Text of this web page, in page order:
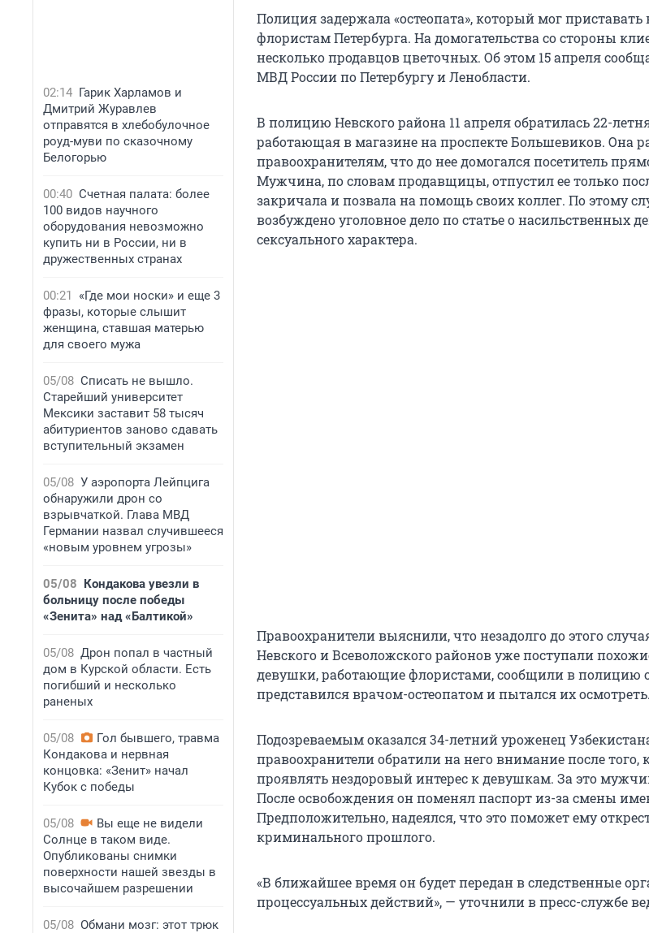
02:14 Гарик Харламов и
Дмитрий Журавлев
отправятся в хлебобулочное
роуд-муви по сказочному
Белогорью
00:40 Счетная палата: более
100 видов научного
оборудования невозможно
купить ни в России, ни в
дружественных странах
00:21
«Где мои носки» и еще 3
фразы, которые слышит
женщина, ставшая матерью
для своего мужа
05/08 Списать не вышло.
Старейший университет
Мексики заставит 58 тысяч
абитуриентов заново сдавать
вступительный экзамен
05/08 У аэропорта Лейпцига
обнаружили дрон со
взрывчаткой. Глава МВД
Германии назвал случившееся
«новым уровнем угрозы»
05/08 Кондакова увезли в
больницу после победы
«Зенита» над «Балтикой»
05/08 Дрон попал в частный
дом в Курской области. Есть
погибший и несколько
раненых
05/08
Гол бывшего, травма
Кондакова и нервная
концовка: «Зенит» начал
Кубок с победы
05/08
Вы еще не видели
Солнце в таком виде.
Опубликованы снимки
поверхности нашей звезды в
высочайшем разрешении
05/08 Обмани мозг: этот трюк
Полиция задержала «остеопата», который мог
флористам Петербурга. На домогательства со стороны
несколько продавцов цветочных. Об этом 15 апреля
МВД России по Петербургу и Ленобласти.
В полицию Невского района 11 апреля обратилась 22-
работающая в магазине на проспекте Большевиков. Она
правоохранителям, что до нее домогался посетитель
Мужчина, по словам продавщицы, отпустил ее только
закричала и позвала на помощь своих коллег. По этому
возбуждено уголовное дело по статье о насильственных
сексуального характера.
Правоохранители выяснили, что незадолго до этого
Невского и Всеволожского районов уже поступали
девушки, работающие флористами, сообщили в полицию
представился врачом-остеопатом и пытался их осмотреть.
Подозреваемым оказался 34-летний уроженец
правоохранители обратили на него внимание после того,
проявлять нездоровый интерес к девушкам. За это
После освобождения он поменял паспорт из-за смены
Предположительно, надеялся, что это поможет ему
криминального прошлого.
«В ближайшее время он будет передан в следственные
процессуальных действий», — уточнили в пресс-службе